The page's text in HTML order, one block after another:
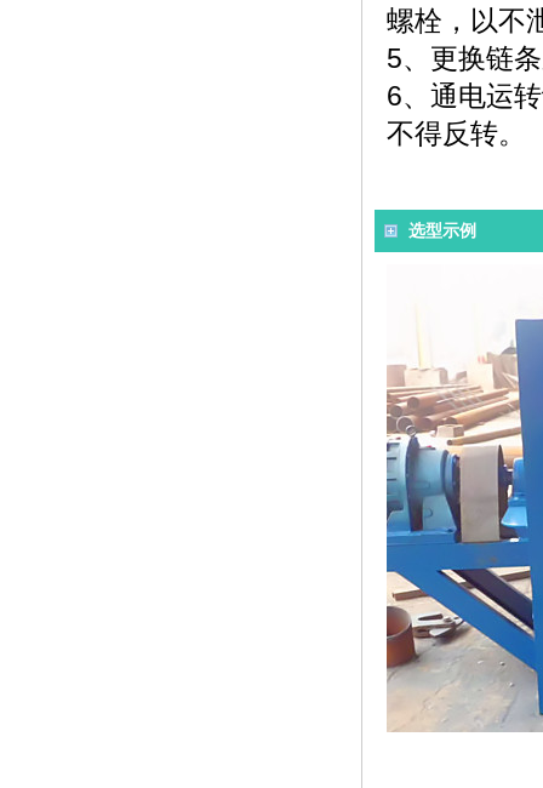
螺栓，以不
5、更换链
6、通电运
不得反转。
选型示例